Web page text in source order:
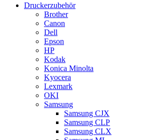
Druckerzubehör
Brother
Canon
Dell
Epson
HP
Kodak
Konica Minolta
Kyocera
Lexmark
OKI
Samsung
Samsung CJX
Samsung CLP
Samsung CLX